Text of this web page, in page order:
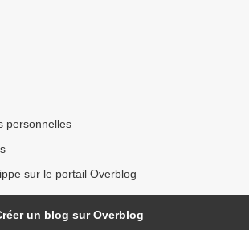
personnelles
sur le portail Overblog
un blog sur Overblog